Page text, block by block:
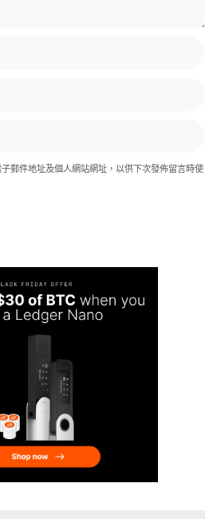
郵件地址及個人網站網址，以供下次發佈留言時使